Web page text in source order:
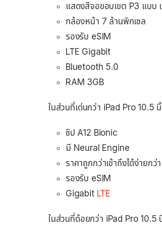
แสดงสีจอขอบเขต P3 แบบ
กล้องหน้า 7 ล้านพิกเซล
รองรับ eSIM
LTE Gigabit
Bluetooth 5.0
RAM 3GB
ในส่วนที่เด่นกว่า iPad Pro 10.5
ชิป A12 Bionic
มี Neural Engine
ราคาถูกกว่าเข้าถึงได้ง่ายกว่า
รองรับ eSIM
Gigabit LTE
ในส่วนที่ด้อยกว่า iPad Pro 10.5